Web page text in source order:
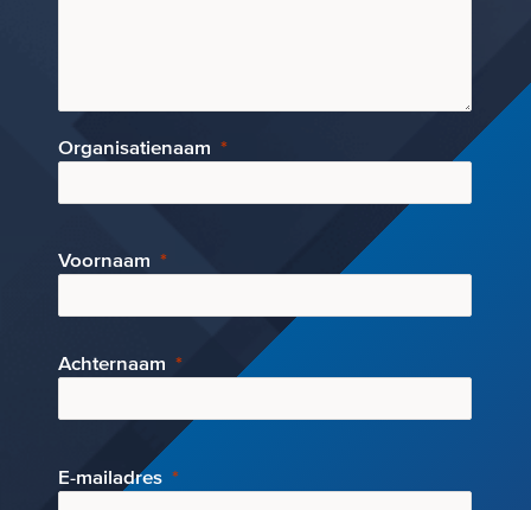
Organisatienaam
Voornaam
Achternaam
E-mailadres